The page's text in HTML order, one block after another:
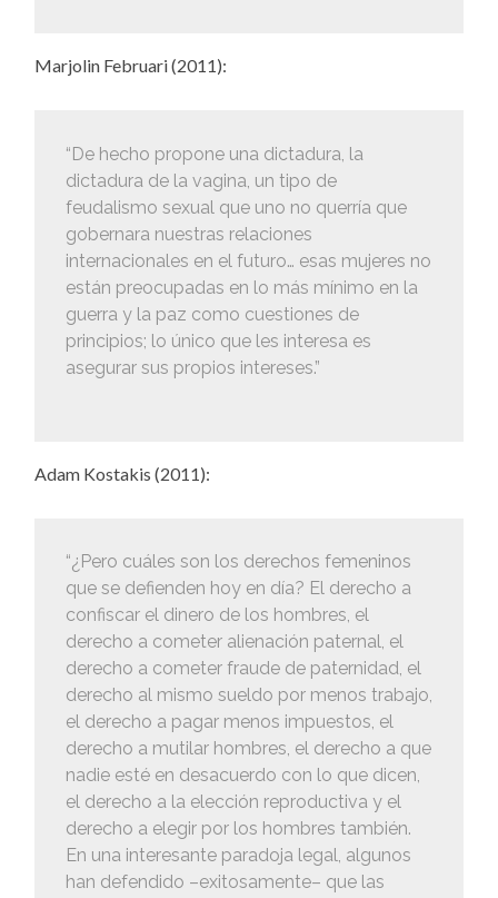
Marjolin Februari (2011):
“De hecho propone una dictadura, la
dictadura de la vagina, un tipo de
feudalismo sexual que uno no querría que
gobernara nuestras relaciones
internacionales en el futuro… esas mujeres no
están preocupadas en lo más mínimo en la
guerra y la paz como cuestiones de
principios; lo único que les interesa es
asegurar sus propios intereses.”
Adam Kostakis (2011):
“¿Pero cuáles son los derechos femeninos
que se defienden hoy en día? El derecho a
confiscar el dinero de los hombres, el
derecho a cometer alienación paternal, el
derecho a cometer fraude de paternidad, el
derecho al mismo sueldo por menos trabajo,
el derecho a pagar menos impuestos, el
derecho a mutilar hombres, el derecho a que
nadie esté en desacuerdo con lo que dicen,
el derecho a la elección reproductiva y el
derecho a elegir por los hombres también.
En una interesante paradoja legal, algunos
han defendido –exitosamente– que las